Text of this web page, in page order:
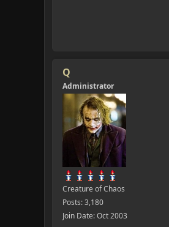
Q
Administrator
Creature of Chaos
Posts: 3,180
Join Date: Oct 2003